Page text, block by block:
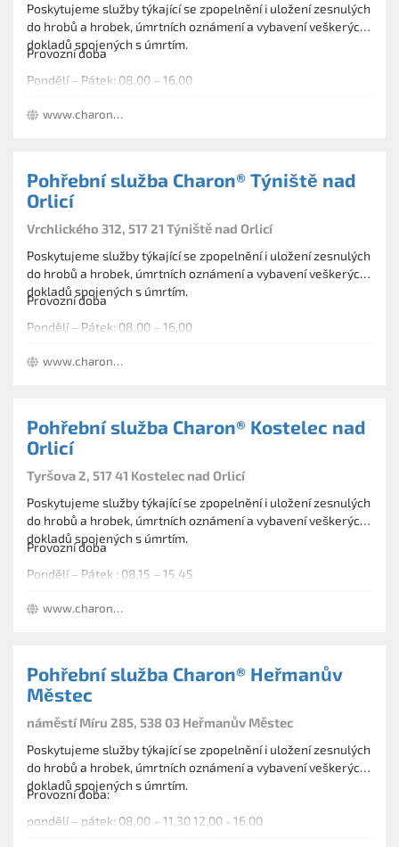
Poskytujeme služby týkající se zpopelnění i uložení zesnulých
do hrobů a hrobek, úmrtních oznámení a vybavení veškerých
dokladů spojených s úmrtím.
Provozní doba
Pondělí – Pátek: 08,00 – 16,00
www.charon-eu.cz
Pohřební služba Charon® Týniště nad
Orlicí
Vrchlického 312, 517 21 Týniště nad Orlicí
Poskytujeme služby týkající se zpopelnění i uložení zesnulých
do hrobů a hrobek, úmrtních oznámení a vybavení veškerých
dokladů spojených s úmrtím.
Provozní doba
Pondělí – Pátek: 08,00 – 16,00
www.charon-eu.cz
Pohřební služba Charon® Kostelec nad
Orlicí
Tyršova 2, 517 41 Kostelec nad Orlicí
Poskytujeme služby týkající se zpopelnění i uložení zesnulých
do hrobů a hrobek, úmrtních oznámení a vybavení veškerých
dokladů spojených s úmrtím.
Provozní doba
Pondělí – Pátek : 08,15 – 15,45
www.charon-eu.cz
Pohřební služba Charon® Heřmanův
Městec
náměstí Míru 285, 538 03 Heřmanův Městec
Poskytujeme služby týkající se zpopelnění i uložení zesnulých
do hrobů a hrobek, úmrtních oznámení a vybavení veškerých
dokladů spojených s úmrtím.
Provozní doba:
pondělí – pátek: 08,00 – 11,30 12,00 - 16,00